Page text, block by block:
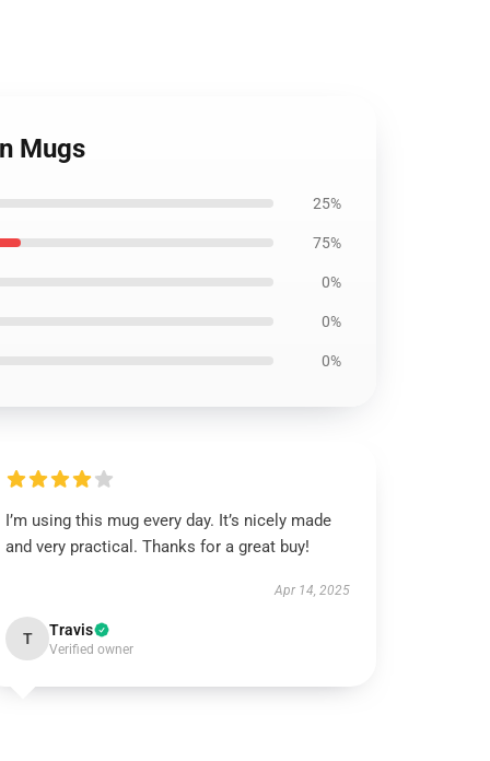
Mugs
25%
75%
0%
0%
0%
I’m using this mug every day. It’s nicely made
and very practical. Thanks for a great buy!
Apr 14, 2025
T Travis
Verified owner